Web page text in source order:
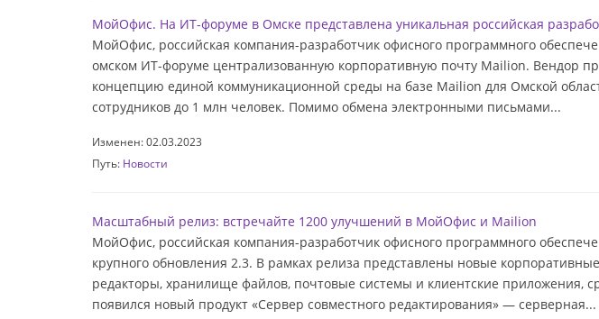
МойОфис. На ИТ-форуме в Омске представлена уникальная российская
МойОфис, российская компания-разработчик офисного программного
омском ИТ-форуме централизованную корпоративную почту Mailion. Вендор
концепцию единой коммуникационной среды на базе Mailion для Омской
сотрудников до 1 млн человек. Помимо обмена электронными письмами...
Изменен: 02.03.2023
Путь: Новости
Масштабный релиз: встречайте 1200 улучшений в МойОфис и Mailion
МойОфис, российская компания-разработчик офисного программного
крупного обновления 2.3. В рамках релиза представлены новые
редакторы, хранилище файлов, почтовые системы и клиентские приложения,
появился новый продукт «Сервер совместного редактирования» — серверная...